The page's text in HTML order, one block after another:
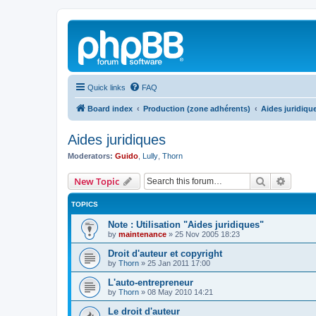
Quick links FAQ
Board index Production (zone adhérents) Aides
Aides juridiques
Moderators: Guido Lully Thorn
New Topic Search
TOPICS
Note : Utilisation "Aides juridiques"
by maintenance » 25 Nov 2005 18:23
Droit d'auteur et copyright
by Thorn » 25 Jan 2011 17:00
L'auto-entrepreneur
by Thorn » 08 May 2010 14:21
Le droit d'auteur